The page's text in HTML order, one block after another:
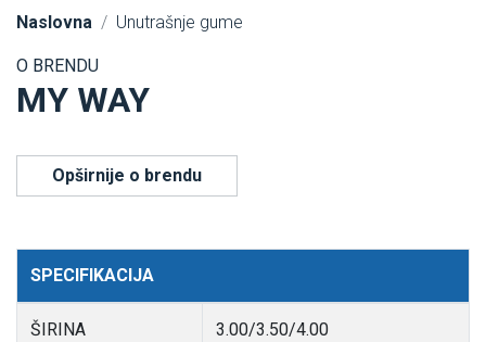
Naslovna Unutrašnje gume
O BRENDU
MY WAY
Opširnije o brendu
SPECIFIKACIJA
ŠIRINA 3.00/3.50/4.00